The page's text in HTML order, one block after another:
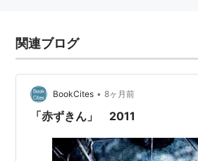
プロダクションデザイナーとして
ニッキー・リードの自伝的作品
頃欲しかった愛のこと』の脚本
監督デビューを飾る。
続いて当初はプロダクション・
加していた企画『ロード・オブ
関連ブログ
BookCites • 8ヶ月前
「赤ずきん」 2011